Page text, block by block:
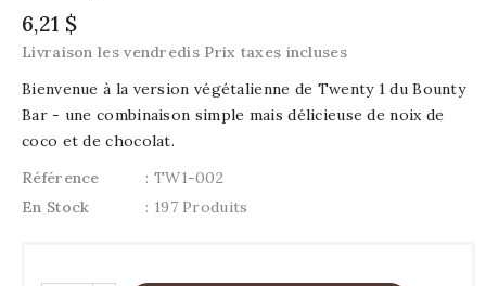
6,21 $
Livraison les vendredis Prix taxes incluses
Bienvenue à la version végétalienne de Twenty 1 du Bounty
Bar - une combinaison simple mais délicieuse de noix de
coco et de chocolat.
Référence
: TW1-002
En Stock
: 197 Produits